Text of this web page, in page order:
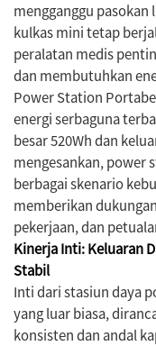
mengganggu
kulkas mini tetap
peralatan medis
dan membutuhkan
Power Station
energi serbaguna
besar 520Wh dan
mengesankan, power
berbagai skenario
memberikan
pekerjaan, dan
Kinerja Inti: Keluaran
Stabil
Inti dari stasiun daya
yang luar biasa,
konsisten dan andal